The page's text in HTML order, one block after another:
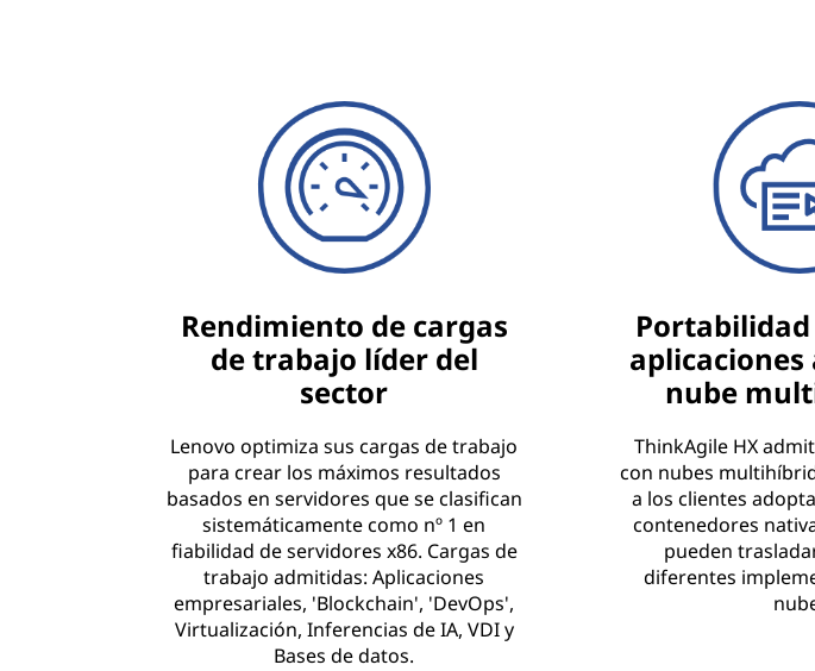
Rendimiento de cargas
de trabajo líder del
sector
Lenovo optimiza sus cargas de trabajo
para crear los máximos resultados
basados en servidores que se clasifican
sistemáticamente como nº 1 en
fiabilidad de servidores x86. Cargas de
trabajo admitidas: Aplicaciones
empresariales, 'Blockchain', 'DevOps',
Virtualización, Inferencias de IA, VDI y
Bases de datos.
aplicaciones
nube
ThinkAgile HX
con nubes
a los clientes
contenedores
pueden
diferentes